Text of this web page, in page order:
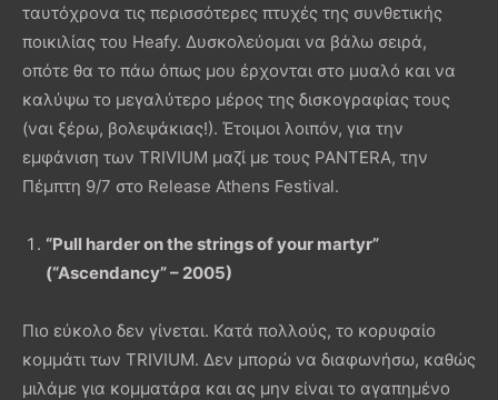
ταυτόχρονα τις περισσότερες πτυχές της συνθετικής
ποικιλίας του Heafy. Δυσκολεύομαι να βάλω σειρά,
οπότε θα το πάω όπως μου έρχονται στο μυαλό και να
καλύψω το μεγαλύτερο μέρος της δισκογραφίας τους
(ναι ξέρω, βολεψάκιας!). Έτοιμοι λοιπόν, για την
εμφάνιση των TRIVIUM μαζί με τους PANTERA, την
Πέμπτη 9/7 στο Release Athens Festival.
“Pull harder on the strings of your martyr”
(“Ascendancy” – 2005)
Πιο εύκολο δεν γίνεται. Κατά πολλούς, το κορυφαίο
κομμάτι των TRIVIUM. Δεν μπορώ να διαφωνήσω, καθώς
μιλάμε για κομματάρα και ας μην είναι το αγαπημένο